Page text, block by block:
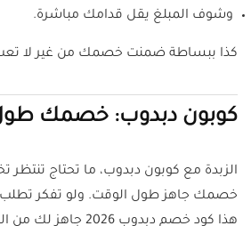
وشوف المبلغ يقل قدامك مباشرة.
كذا ببساطة ضمنت خصمك من غير لا تعب
كوبون دبدوب: خصمك
الزبدة مع كوبون دبدوب، ما تحتاج
خصمك جاهز طول الوقت. ولو تفكر تطلب
هذا كود خصم دبدوب 2026 جاهز لك من الحين.